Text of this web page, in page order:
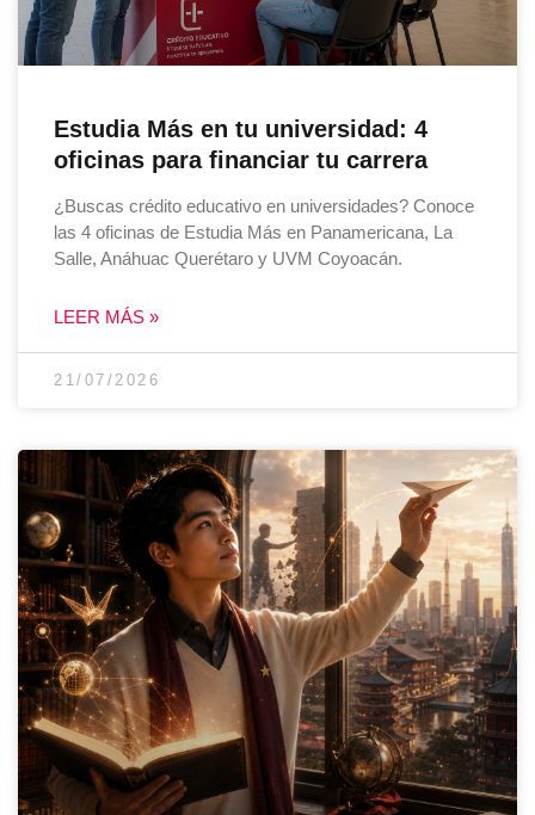
Estudia Más en tu universidad: 4
oficinas para financiar tu carrera
¿Buscas crédito educativo en universidades? Conoce
las 4 oficinas de Estudia Más en Panamericana, La
Salle, Anáhuac Querétaro y UVM Coyoacán.
LEER MÁS »
21/07/2026